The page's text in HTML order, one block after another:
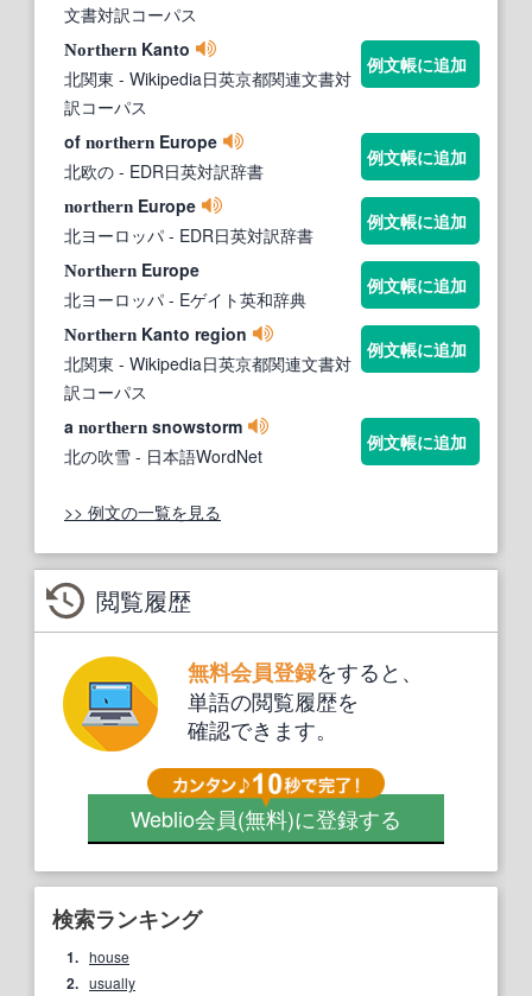
文書対訳コーパス
Northern Kanto
北関東 - Wikipedia日英京都関連文書対
訳コーパス
例文帳に追加
of northern Europe
北欧の - EDR日英対訳辞書
例文帳に追加
northern Europe
北ヨーロッパ - EDR日英対訳辞書
例文帳に追加
Northern Europe
北ヨーロッパ - Eゲイト英和辞典
例文帳に追加
Northern Kanto region
北関東 - Wikipedia日英京都関連文書対
訳コーパス
例文帳に追加
a northern snowstorm
北の吹雪 - 日本語WordNet
例文帳に追加
>> 例文の一覧を見る
閲覧履歴
無料会員登録をすると、
単語の閲覧履歴を
確認できます。
Weblio会員(無料)に登録する
検索ランキング
1. house
2. usually